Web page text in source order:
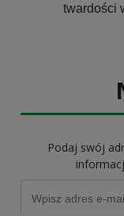
twardości
Podaj swój